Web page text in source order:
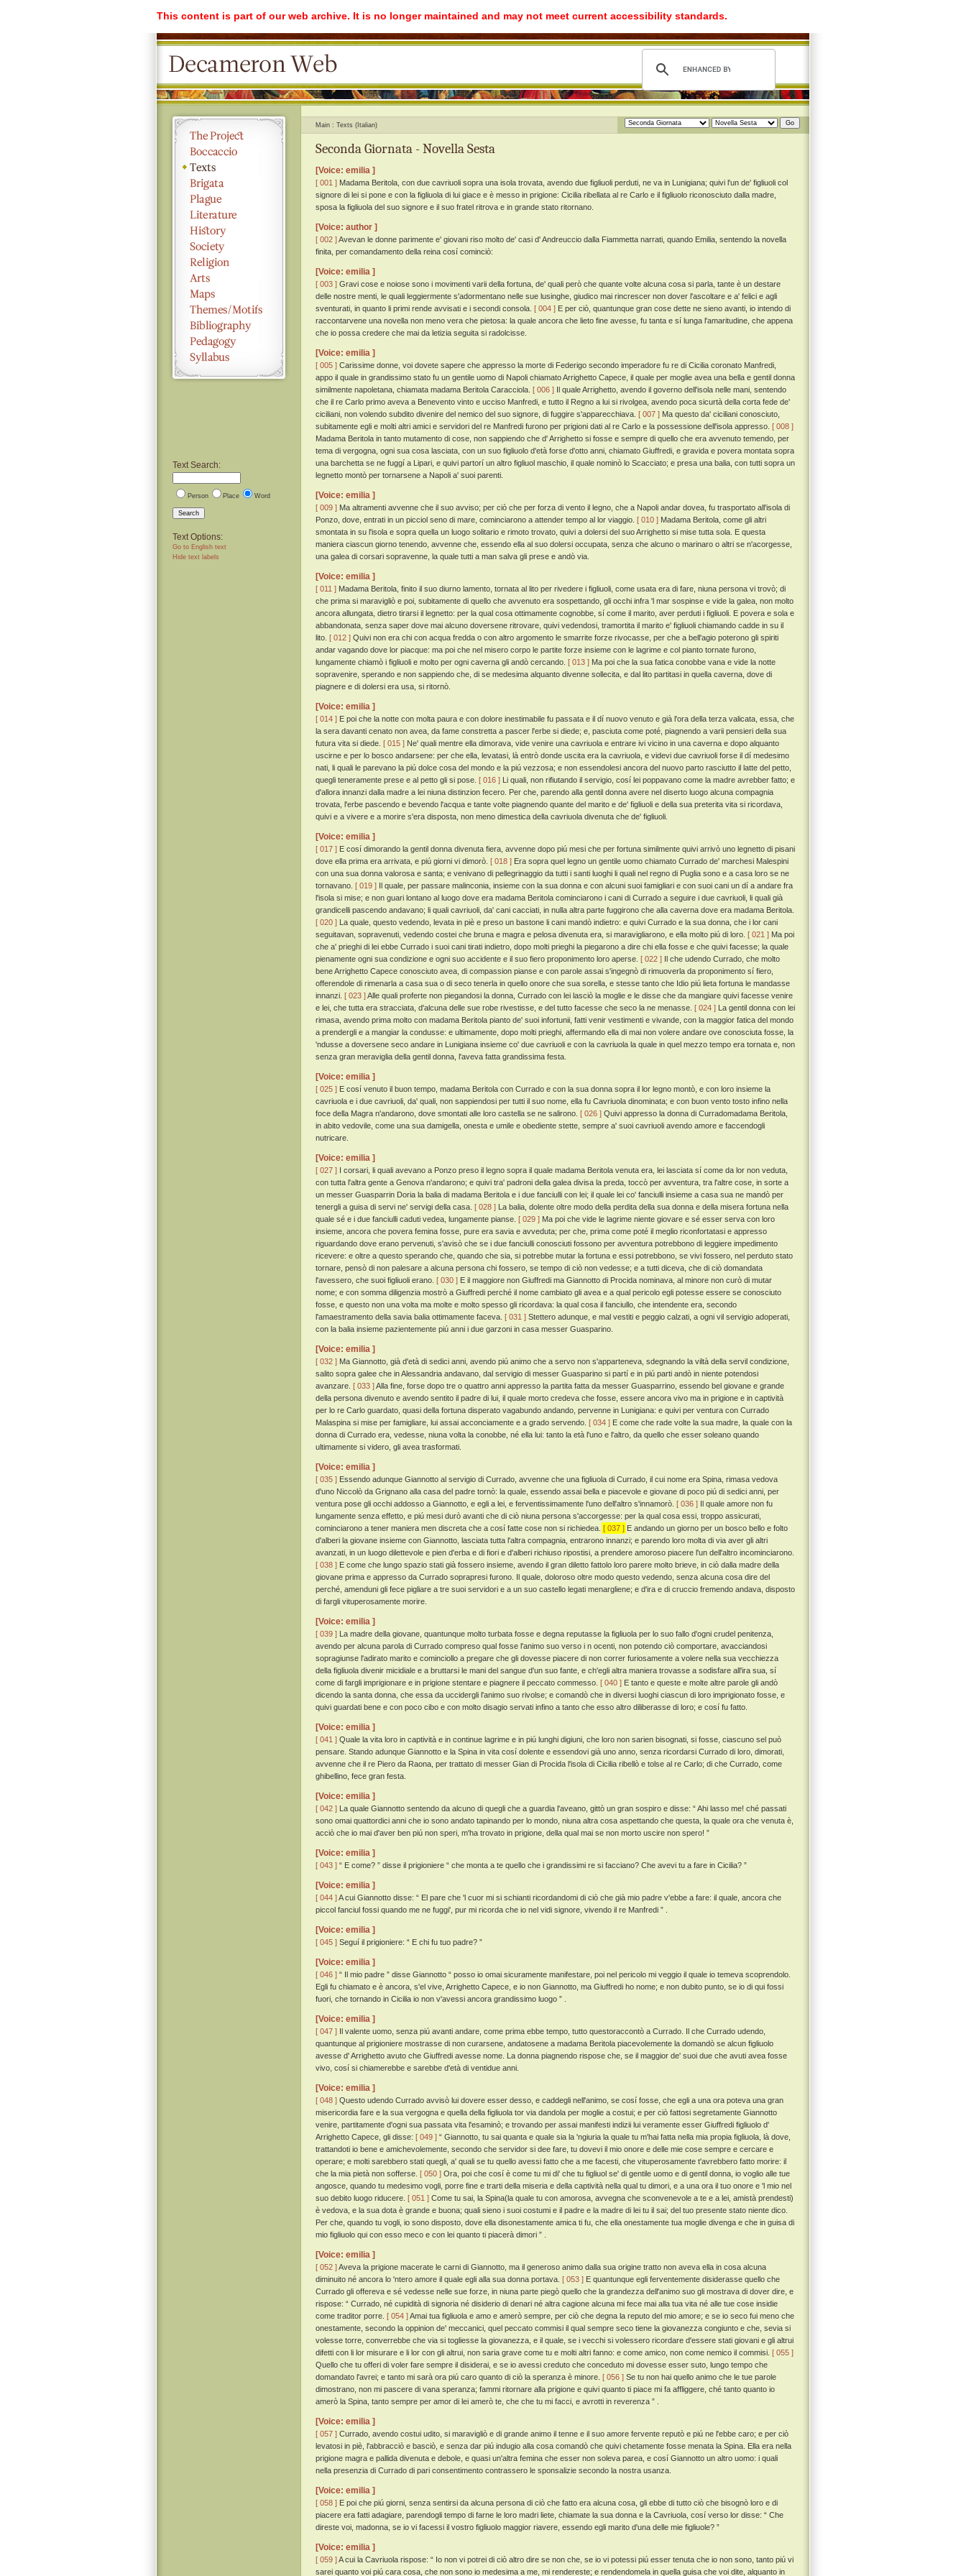
This content is part of our web archive. It is no longer maintained and may not meet current accessibility standards.
Text Search:
Person Place Word
Search
Text Options:
Go to English text
Hide text labels
Main Texts (Italian)
Seconda Giornata - Novella Sesta
[Voice: emilia ]
[ 001 ] Madama Beritola, con due cavriuoli sopra una isola trovata, avendo due figliuoli perduti, ne va in Lunigiana; quivi l'un de' figliuoli col
signore di lei si pone e con la figliuola di lui giace e è messo in prigione: Cicilia ribellata al re Carlo e il figliuolo riconosciuto dalla madre,
sposa la figliuola del suo signore e il suo fratel ritrova e in grande stato ritornano.
[Voice: author ]
[ 002 ]Avevan le donne parimente e' giovani riso molto de' casi d' Andreuccio dalla Fiammetta narrati, quando Emilia, sentendo la novella
finita, per comandamento della reina cosí cominciò:
[Voice: emilia ]
[ 003 ] Gravi cose e noiose sono i movimenti varii della fortuna, de' quali però che quante volte alcuna cosa si parla, tante è un destare
delle nostre menti, le quali leggiermente s'adormentano nelle sue lusinghe, giudico mai rincrescer non dover l'ascoltare e a' felici e agli
sventurati, in quanto li primi rende avvisati e i secondi consola. [ 004 ] E per ciò, quantunque gran cose dette ne sieno avanti, io intendo di
raccontarvene una novella non meno vera che pietosa: la quale ancora che lieto fine avesse, fu tanta e sí lunga l'amaritudine, che appena
che io possa credere che mai da letizia seguita si radolcisse.
[Voice: emilia ]
[ 005 ] Carissime donne, voi dovete sapere che appresso la morte di Federigo secondo imperadore fu re di Cicilia coronato Manfredi,
appo il quale in grandissimo stato fu un gentile uomo di Napoli chiamato Arrighetto Capece, il quale per moglie avea una bella e gentil donna
similmente napoletana, chiamata madama Beritola Caracciola. [ 006 ] Il quale Arrighetto, avendo il governo dell'isola nelle mani, sentendo
che il re Carlo primo aveva a Benevento vinto e ucciso Manfredi, e tutto il Regno a lui si rivolgea, avendo poca sicurtà della corta fede de'
ciciliani, non volendo subdito divenire del nemico del suo signore, di fuggire s'apparecchiava. [ 007 ] Ma questo da' ciciliani conosciuto,
subitamente egli e molti altri amici e servidori del re Manfredi furono per prigioni dati al re Carlo e la possessione dell'isola appresso. [ 008 ]
Madama Beritola in tanto mutamento di cose, non sappiendo che d' Arrighetto si fosse e sempre di quello che era avvenuto temendo, per
tema di vergogna, ogni sua cosa lasciata, con un suo figliuolo d'età forse d'otto anni, chiamato Giuffredi, e gravida e povera montata sopra
una barchetta se ne fuggí a Lipari, e quivi partorí un altro figliuol maschio, il quale nominò lo Scacciato; e presa una balia, con tutti sopra un
legnetto montò per tornarsene a Napoli a' suoi parenti.
[Voice: emilia ]
[ 009 ] Ma altramenti avvenne che il suo avviso; per ciò che per forza di vento il legno, che a Napoli andar dovea, fu trasportato all'isola di
Ponzo, dove, entrati in un picciol seno di mare, cominciarono a attender tempo al lor viaggio. [ 010 ] Madama Beritola, come gli altri
smontata in su l'isola e sopra quella un luogo solitario e rimoto trovato, quivi a dolersi del suo Arrighetto si mise tutta sola. E questa
maniera ciascun giorno tenendo, avvenne che, essendo ella al suo dolersi occupata, senza che alcuno o marinaro o altri se n'acorgesse,
una galea di corsari sopravenne, la quale tutti a man salva gli prese e andò via.
[Voice: emilia ]
[ 011 ] Madama Beritola, finito il suo diurno lamento, tornata al lito per rivedere i figliuoli, come usata era di fare, niuna persona vi trovò; di
che prima si maravigliò e poi, subitamente di quello che avvenuto era sospettando, gli occhi infra 'l mar sospinse e vide la galea, non molto
ancora allungata, dietro tirarsi il legnetto: per la qual cosa ottimamente cognobbe, sí come il marito, aver perduti i figliuoli. E povera e sola e
abbandonata, senza saper dove mai alcuno doversene ritrovare, quivi vedendosi, tramortita il marito e' figliuoli chiamando cadde in su il
lito. [ 012 ] Quivi non era chi con acqua fredda o con altro argomento le smarrite forze rivocasse, per che a bell'agio poterono gli spiriti
andar vagando dove lor piacque: ma poi che nel misero corpo le partite forze insieme con le lagrime e col pianto tornate furono,
lungamente chiamò i figliuoli e molto per ogni caverna gli andò cercando. [ 013 ] Ma poi che la sua fatica conobbe vana e vide la notte
sopravenire, sperando e non sappiendo che, di se medesima alquanto divenne sollecita, e dal lito partitasi in quella caverna, dove di
piagnere e di dolersi era usa, si ritornò.
[Voice: emilia ]
[ 014 ] E poi che la notte con molta paura e con dolore inestimabile fu passata e il dí nuovo venuto e già l'ora della terza valicata, essa, che
la sera davanti cenato non avea, da fame constretta a pascer l'erbe si diede; e, pasciuta come poté, piagnendo a varii pensieri della sua
futura vita si diede. [ 015 ] Ne' quali mentre ella dimorava, vide venire una cavriuola e entrare ivi vicino in una caverna e dopo alquanto
uscirne e per lo bosco andarsene: per che ella, levatasi, là entrò donde uscita era la cavriuola, e videvi due cavriuoli forse il dí medesimo
nati, li quali le parevano la piú dolce cosa del mondo e la piú vezzosa; e non essendolesi ancora del nuovo parto rasciutto il latte del petto,
quegli teneramente prese e al petto gli si pose. [ 016 ] Li quali, non rifiutando il servigio, cosí lei poppavano come la madre avrebber fatto; e
d'allora innanzi dalla madre a lei niuna distinzion fecero. Per che, parendo alla gentil donna avere nel diserto luogo alcuna compagnia
trovata, l'erbe pascendo e bevendo l'acqua e tante volte piagnendo quante del marito e de' figliuoli e della sua preterita vita si ricordava,
quivi e a vivere e a morire s'era disposta, non meno dimestica della cavriuola divenuta che de' figliuoli.
[Voice: emilia ]
[ 017 ] E cosí dimorando la gentil donna divenuta fiera, avvenne dopo piú mesi che per fortuna similmente quivi arrivò uno legnetto di pisani
dove ella prima era arrivata, e piú giorni vi dimorò. [ 018 ] Era sopra quel legno un gentile uomo chiamato Currado de' marchesi Malespini
con una sua donna valorosa e santa; e venivano di pellegrinaggio da tutti i santi luoghi li quali nel regno di Puglia sono e a casa loro se ne
tornavano. [ 019 ] Il quale, per passare malinconia, insieme con la sua donna e con alcuni suoi famigliari e con suoi cani un dí a andare fra
l'isola si mise; e non guari lontano al luogo dove era madama Beritola cominciarono i cani di Currado a seguire i due cavriuoli, li quali già
grandicelli pascendo andavano; li quali cavriuoli, da' cani cacciati, in nulla altra parte fuggirono che alla caverna dove era madama Beritola.
[ 020 ] La quale, questo vedendo, levata in piè e preso un bastone li cani mandò indietro: e quivi Currado e la sua donna, che i lor cani
seguitavan, sopravenuti, vedendo costei che bruna e magra e pelosa divenuta era, si maravigliarono, e ella molto piú di loro. [ 021 ] Ma poi
che a' prieghi di lei ebbe Currado i suoi cani tirati indietro, dopo molti prieghi la piegarono a dire chi ella fosse e che quivi facesse; la quale
pienamente ogni sua condizione e ogni suo accidente e il suo fiero proponimento loro aperse. [ 022 ] Il che udendo Currado, che molto
bene Arrighetto Capece conosciuto avea, di compassion pianse e con parole assai s'ingegnò di rimuoverla da proponimento sí fiero,
offerendole di rimenarla a casa sua o di seco tenerla in quello onore che sua sorella, e stesse tanto che Idio piú lieta fortuna le mandasse
innanzi. [ 023 ]Alle quali proferte non piegandosi la donna, Currado con lei lasciò la moglie e le disse che da mangiare quivi facesse venire
e lei, che tutta era stracciata, d'alcuna delle sue robe rivestisse, e del tutto facesse che seco la ne menasse. [ 024 ] La gentil donna con lei
rimasa, avendo prima molto con madama Beritola pianto de' suoi infortunii, fatti venir vestimenti e vivande, con la maggior fatica del mondo
a prendergli e a mangiar la condusse: e ultimamente, dopo molti prieghi, affermando ella di mai non volere andare ove conosciuta fosse, la
'ndusse a doversene seco andare in Lunigiana insieme co' due cavriuoli e con la cavriuola la quale in quel mezzo tempo era tornata e, non
senza gran meraviglia della gentil donna, l'aveva fatta grandissima festa.
[Voice: emilia ]
[ 025 ] E cosí venuto il buon tempo, madama Beritola con Currado e con la sua donna sopra il lor legno montò, e con loro insieme la
cavriuola e i due cavriuoli, da' quali, non sappiendosi per tutti il suo nome, ella fu Cavriuola dinominata; e con buon vento tosto infino nella
foce della Magra n'andarono, dove smontati alle loro castella se ne salirono. [ 026 ] Quivi appresso la donna di Curradomadama Beritola,
in abito vedovile, come una sua damigella, onesta e umile e obediente stette, sempre a' suoi cavriuoli avendo amore e faccendogli
nutricare.
[Voice: emilia ]
[ 027 ] I corsari, li quali avevano a Ponzo preso il legno sopra il quale madama Beritola venuta era, lei lasciata sí come da lor non veduta,
con tutta l'altra gente a Genova n'andarono; e quivi tra' padroni della galea divisa la preda, toccò per avventura, tra l'altre cose, in sorte a
un messer Guasparrin Doria la balia di madama Beritola e i due fanciulli con lei; il quale lei co' fanciulli insieme a casa sua ne mandò per
tenergli a guisa di servi ne' servigi della casa. [ 028 ] La balia, dolente oltre modo della perdita della sua donna e della misera fortuna nella
quale sé e i due fanciulli caduti vedea, lungamente pianse. [ 029 ] Ma poi che vide le lagrime niente giovare e sé esser serva con loro
insieme, ancora che povera femina fosse, pure era savia e avveduta; per che, prima come poté il meglio riconfortatasi e appresso
riguardando dove erano pervenuti, s'avisò che se i due fanciulli conosciuti fossono per avventura potrebbono di leggiere impedimento
ricevere: e oltre a questo sperando che, quando che sia, si potrebbe mutar la fortuna e essi potrebbono, se vivi fossero, nel perduto stato
tornare, pensò di non palesare a alcuna persona chi fossero, se tempo di ciò non vedesse; e a tutti diceva, che di ciò domandata
l'avessero, che suoi figliuoli erano. [ 030 ] E il maggiore non Giuffredi ma Giannotto di Procida nominava, al minore non curò di mutar
nome; e con somma diligenzia mostrò a Giuffredi perché il nome cambiato gli avea e a qual pericolo egli potesse essere se conosciuto
fosse, e questo non una volta ma molte e molto spesso gli ricordava: la qual cosa il fanciullo, che intendente era, secondo
l'amaestramento della savia balia ottimamente faceva. [ 031 ] Stettero adunque, e mal vestiti e peggio calzati, a ogni vil servigio adoperati,
con la balia insieme pazientemente piú anni i due garzoni in casa messer Guasparino.
[Voice: emilia ]
[ 032 ] Ma Giannotto, già d'età di sedici anni, avendo piú animo che a servo non s'apparteneva, sdegnando la viltà della servil condizione,
salito sopra galee che in Alessandria andavano, dal servigio di messer Guasparino si partí e in piú parti andò in niente potendosi
avanzare. [ 033 ]Alla fine, forse dopo tre o quattro anni appresso la partita fatta da messer Guasparrino, essendo bel giovane e grande
della persona divenuto e avendo sentito il padre di lui, il quale morto credeva che fosse, essere ancora vivo ma in prigione e in captività
per lo re Carlo guardato, quasi della fortuna disperato vagabundo andando, pervenne in Lunigiana: e quivi per ventura con Currado
Malaspina si mise per famigliare, lui assai acconciamente e a grado servendo. [ 034 ] E come che rade volte la sua madre, la quale con la
donna di Currado era, vedesse, niuna volta la conobbe, né ella lui: tanto la età l'uno e l'altro, da quello che esser soleano quando
ultimamente si videro, gli avea trasformati.
[Voice: emilia ]
[ 035 ] Essendo adunque Giannotto al servigio di Currado, avvenne che una figliuola di Currado, il cui nome era Spina, rimasa vedova
d'uno Niccolò da Grignano alla casa del padre tornò: la quale, essendo assai bella e piacevole e giovane di poco piú di sedici anni, per
ventura pose gli occhi addosso a Giannotto, e egli a lei, e ferventissimamente l'uno dell'altro s'innamorò. [ 036 ] Il quale amore non fu
lungamente senza effetto, e piú mesi durò avanti che di ciò niuna persona s'accorgesse: per la qual cosa essi, troppo assicurati,
cominciarono a tener maniera men discreta che a cosí fatte cose non si richiedea. [ 037 ] E andando un giorno per un bosco bello e folto
d'alberi la giovane insieme con Giannotto, lasciata tutta l'altra compagnia, entrarono innanzi; e parendo loro molta di via aver gli altri
avanzati, in un luogo dilettevole e pien d'erba e di fiori e d'alberi richiuso ripostisi, a prendere amoroso piacere l'un dell'altro incominciarono.
[ 038 ] E come che lungo spazio stati già fossero insieme, avendo il gran diletto fattolo loro parere molto brieve, in ciò dalla madre della
giovane prima e appresso da Currado soprapresi furono. Il quale, doloroso oltre modo questo vedendo, senza alcuna cosa dire del
perché, amenduni gli fece pigliare a tre suoi servidori e a un suo castello legati menargliene; e d'ira e di cruccio fremendo andava, disposto
di fargli vituperosamente morire.
[Voice: emilia ]
[ 039 ] La madre della giovane, quantunque molto turbata fosse e degna reputasse la figliuola per lo suo fallo d'ogni crudel penitenza,
avendo per alcuna parola di Currado compreso qual fosse l'animo suo verso i n ocenti, non potendo ciò comportare, avacciandosi
sopragiunse l'adirato marito e cominciollo a pregare che gli dovesse piacere di non correr furiosamente a volere nella sua vecchiezza
della figliuola divenir micidiale e a bruttarsi le mani del sangue d'un suo fante, e ch'egli altra maniera trovasse a sodisfare all'ira sua, sí
come di fargli imprigionare e in prigione stentare e piagnere il peccato commesso. [ 040 ] E tanto e queste e molte altre parole gli andò
dicendo la santa donna, che essa da uccidergli l'animo suo rivolse; e comandò che in diversi luoghi ciascun di loro imprigionato fosse, e
quivi guardati bene e con poco cibo e con molto disagio servati infino a tanto che esso altro diliberasse di loro; e cosí fu fatto.
[Voice: emilia ]
[ 041 ] Quale la vita loro in captività e in continue lagrime e in piú lunghi digiuni, che loro non sarien bisognati, si fosse, ciascuno sel può
pensare. Stando adunque Giannotto e la Spina in vita cosí dolente e essendovi già uno anno, senza ricordarsi Currado di loro, dimorati,
avvenne che il re Piero da Raona, per trattato di messer Gian di Procida l'isola di Cicilia ribellò e tolse al re Carlo; di che Currado, come
ghibellino, fece gran festa.
[Voice: emilia ]
[ 042 ] La quale Giannotto sentendo da alcuno di quegli che a guardia l'aveano, gittò un gran sospiro e disse: “ Ahi lasso me! ché passati
sono omai quattordici anni che io sono andato tapinando per lo mondo, niuna altra cosa aspettando che questa, la quale ora che venuta è,
acciò che io mai d'aver ben piú non speri, m'ha trovato in prigione, della qual mai se non morto uscire non spero! ”
[Voice: emilia ]
[ 043 ] “ E come? ” disse il prigioniere “ che monta a te quello che i grandissimi re si facciano? Che avevi tu a fare in Cicilia? ”
[Voice: emilia ]
[ 044 ]A cui Giannotto disse: “ El pare che 'l cuor mi si schianti ricordandomi di ciò che già mio padre v'ebbe a fare: il quale, ancora che
piccol fanciul fossi quando me ne fuggi', pur mi ricorda che io nel vidi signore, vivendo il re Manfredi ” .
[Voice: emilia ]
[ 045 ] Seguí il prigioniere: “ E chi fu tuo padre? ”
[Voice: emilia ]
[ 046 ] “ Il mio padre ” disse Giannotto “ posso io omai sicuramente manifestare, poi nel pericolo mi veggio il quale io temeva scoprendolo.
Egli fu chiamato e è ancora, s'el vive, Arrighetto Capece, e io non Giannotto, ma Giuffredi ho nome; e non dubito punto, se io di qui fossi
fuori, che tornando in Cicilia io non v'avessi ancora grandissimo luogo ” .
[Voice: emilia ]
[ 047 ] Il valente uomo, senza piú avanti andare, come prima ebbe tempo, tutto questoraccontò a Currado. Il che Currado udendo,
quantunque al prigioniere mostrasse di non curarsene, andatosene a madama Beritola piacevolemente la domandò se alcun figliuolo
avesse d' Arrighetto avuto che Giuffredi avesse nome. La donna piagnendo rispose che, se il maggior de' suoi due che avuti avea fosse
vivo, cosí si chiamerebbe e sarebbe d'età di ventidue anni.
[Voice: emilia ]
[ 048 ] Questo udendo Currado avvisò lui dovere esser desso, e caddegli nell'animo, se cosí fosse, che egli a una ora poteva una gran
misericordia fare e la sua vergogna e quella della figliuola tor via dandola per moglie a costui; e per ciò fattosi segretamente Giannotto
venire, partitamente d'ogni sua passata vita l'esaminò; e trovando per assai manifesti indizii lui veramente esser Giuffredi figliuolo d'
Arrighetto Capece, gli disse: [ 049 ] “ Giannotto, tu sai quanta e quale sia la 'ngiuria la quale tu m'hai fatta nella mia propia figliuola, là dove,
trattandoti io bene e amichevolemente, secondo che servidor si dee fare, tu dovevi il mio onore e delle mie cose sempre e cercare e
operare; e molti sarebbero stati quegli, a' quali se tu quello avessi fatto che a me facesti, che vituperosamente t'avrebbero fatto morire: il
che la mia pietà non sofferse. [ 050 ] Ora, poi che cosí è come tu mi di' che tu figliuol se' di gentile uomo e di gentil donna, io voglio alle tue
angosce, quando tu medesimo vogli, porre fine e trarti della miseria e della captività nella qual tu dimori, e a una ora il tuo onore e 'l mio nel
suo debito luogo riducere. [ 051 ] Come tu sai, la Spina(la quale tu con amorosa, avvegna che sconvenevole a te e a lei, amistà prendesti)
è vedova, e la sua dota è grande e buona; quali sieno i suoi costumi e il padre e la madre di lei tu il sai; del tuo presente stato niente dico.
Per che, quando tu vogli, io sono disposto, dove ella disonestamente amica ti fu, che ella onestamente tua moglie divenga e che in guisa di
mio figliuolo qui con esso meco e con lei quanto ti piacerà dimori ” .
[Voice: emilia ]
[ 052 ]Aveva la prigione macerate le carni di Giannotto, ma il generoso animo dalla sua origine tratto non aveva ella in cosa alcuna
diminuito né ancora lo 'ntero amore il quale egli alla sua donna portava. [ 053 ] E quantunque egli ferventemente disiderasse quello che
Currado gli offereva e sé vedesse nelle sue forze, in niuna parte piegò quello che la grandezza dell'animo suo gli mostrava di dover dire, e
rispose: “ Currado, né cupidità di signoria né disiderio di denari né altra cagione alcuna mi fece mai alla tua vita né alle tue cose insidie
come traditor porre. [ 054 ]Amai tua figliuola e amo e amerò sempre, per ciò che degna la reputo del mio amore; e se io seco fui meno che
onestamente, secondo la oppinion de' meccanici, quel peccato commisi il qual sempre seco tiene la giovanezza congiunto e che, sevia si
volesse torre, converrebbe che via si togliesse la giovanezza, e il quale, se i vecchi si volessero ricordare d'essere stati giovani e gli altrui
difetti con li lor misurare e li lor con gli altrui, non saria grave come tu e molti altri fanno: e come amico, non come nemico il commisi. [ 055 ]
Quello che tu offeri di voler fare sempre il disiderai, e se io avessi creduto che conceduto mi dovesse esser suto, lungo tempo che
domandato l'avrei; e tanto mi sarà ora piú caro quanto di ciò la speranza è minore. [ 056 ] Se tu non hai quello animo che le tue parole
dimostrano, non mi pascere di vana speranza; fammi ritornare alla prigione e quivi quanto ti piace mi fa affliggere, ché tanto quanto io
amerò la Spina, tanto sempre per amor di lei amerò te, che che tu mi facci, e avrotti in reverenza ” .
[Voice: emilia ]
[ 057 ] Currado, avendo costui udito, si maravigliò e di grande animo il tenne e il suo amore fervente reputò e piú ne l'ebbe caro; e per ciò
levatosi in piè, l'abbracciò e basciò, e senza dar piú indugio alla cosa comandò che quivi chetamente fosse menata la Spina. Ella era nella
prigione magra e pallida divenuta e debole, e quasi un'altra femina che esser non soleva parea, e cosí Giannotto un altro uomo: i quali
nella presenzia di Currado di pari consentimento contrassero le sponsalizie secondo la nostra usanza.
[Voice: emilia ]
[ 058 ] E poi che piú giorni, senza sentirsi da alcuna persona di ciò che fatto era alcuna cosa, gli ebbe di tutto ciò che bisognò loro e di
piacere era fatti adagiare, parendogli tempo di farne le loro madri liete, chiamate la sua donna e la Cavriuola, cosí verso lor disse: “ Che
direste voi, madonna, se io vi facessi il vostro figliuolo maggior riavere, essendo egli marito d'una delle mie figliuole? ”
[Voice: emilia ]
[ 059 ]A cui la Cavriuola rispose: “ Io non vi potrei di ciò altro dire se non che, se io vi potessi piú esser tenuta che io non sono, tanto piú vi
sarei quanto voi piú cara cosa, che non sono io medesima a me, mi rendereste; e rendendomela in quella guisa che voi dite, alquanto in